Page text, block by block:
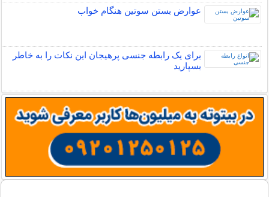
عوارض بستن سوتین هنگام خواب
برای یک رابطه جنسی پرهیجان این نکات را به خاطر
بسپارید